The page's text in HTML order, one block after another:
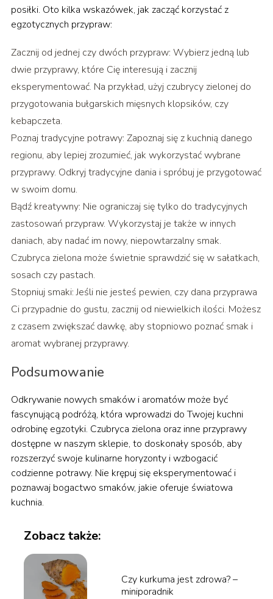
posiłki. Oto kilka wskazówek, jak zacząć korzystać z
egzotycznych przypraw:
Zacznij od jednej czy dwóch przypraw: Wybierz jedną lub
dwie przyprawy, które Cię interesują i zacznij
eksperymentować. Na przykład, użyj czubrycy zielonej do
przygotowania bułgarskich mięsnych klopsików, czy
kebapczeta.
Poznaj tradycyjne potrawy: Zapoznaj się z kuchnią danego
regionu, aby lepiej zrozumieć, jak wykorzystać wybrane
przyprawy. Odkryj tradycyjne dania i spróbuj je przygotować
w swoim domu.
Bądź kreatywny: Nie ograniczaj się tylko do tradycyjnych
zastosowań przypraw. Wykorzystaj je także w innych
daniach, aby nadać im nowy, niepowtarzalny smak.
Czubryca zielona może świetnie sprawdzić się w sałatkach,
sosach czy pastach.
Stopniuj smaki: Jeśli nie jesteś pewien, czy dana przyprawa
Ci przypadnie do gustu, zacznij od niewielkich ilości. Możesz
z czasem zwiększać dawkę, aby stopniowo poznać smak i
aromat wybranej przyprawy.
Podsumowanie
Odkrywanie nowych smaków i aromatów może być
fascynującą podróżą, która wprowadzi do Twojej kuchni
odrobinę egzotyki. Czubryca zielona oraz inne przyprawy
dostępne w naszym sklepie, to doskonały sposób, aby
rozszerzyć swoje kulinarne horyzonty i wzbogacić
codzienne potrawy. Nie krępuj się eksperymentować i
poznawaj bogactwo smaków, jakie oferuje światowa
kuchnia.
Zobacz także:
Czy kurkuma jest zdrowa? –
miniporadnik